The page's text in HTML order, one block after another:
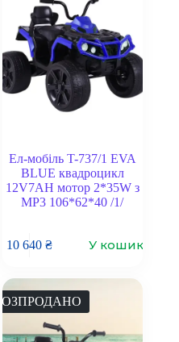
Ел-мобіль T-737/1 EVA
BLUE квадроцикл
12V7AH мотор 2*35W з
MP3 106*62*40 /1/
10 640 ₴ У кошик
РОЗПРОДАНО